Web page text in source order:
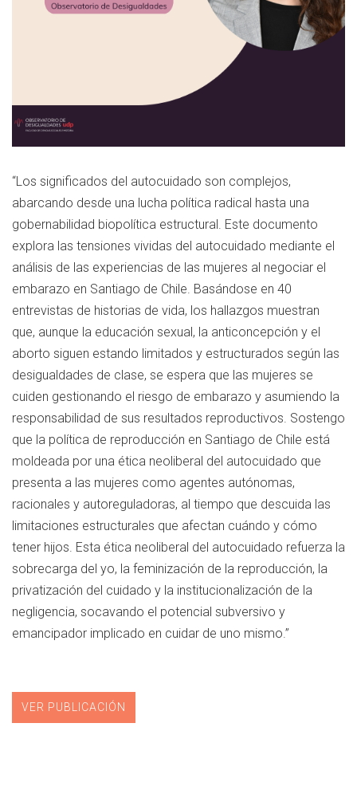
“Los significados del autocuidado son complejos,
abarcando desde una lucha política radical hasta una
gobernabilidad biopolítica estructural. Este documento
explora las tensiones vividas del autocuidado mediante el
análisis de las experiencias de las mujeres al negociar el
embarazo en Santiago de Chile. Basándose en 40
entrevistas de historias de vida, los hallazgos muestran
que, aunque la educación sexual, la anticoncepción y el
aborto siguen estando limitados y estructurados según las
desigualdades de clase, se espera que las mujeres se
cuiden gestionando el riesgo de embarazo y asumiendo la
responsabilidad de sus resultados reproductivos. Sostengo
que la política de reproducción en Santiago de Chile está
moldeada por una ética neoliberal del autocuidado que
presenta a las mujeres como agentes autónomas,
racionales y autoreguladoras, al tiempo que descuida las
limitaciones estructurales que afectan cuándo y cómo
tener hijos. Esta ética neoliberal del autocuidado refuerza la
sobrecarga del yo, la feminización de la reproducción, la
privatización del cuidado y la institucionalización de la
negligencia, socavando el potencial subversivo y
emancipador implicado en cuidar de uno mismo.”
VER PUBLICACIÓN